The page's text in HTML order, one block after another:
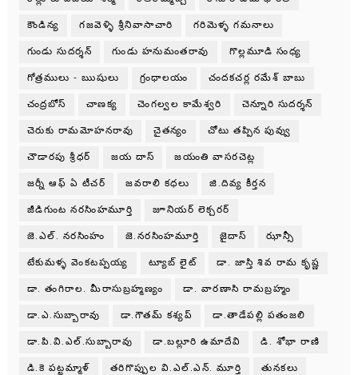
కౌండిన్య గజవెళ్ళి శ్రీనివాసాచారి గరిమెళ్ళ గమనాలు
గుండు సుదర్శన్ గుండు హనుమంతరావు గొల్లమూడి సంధ్య
గోత్రములు - ఋషులు గ్రంధాలయం చందకచర్ల రమేశ్ బాబు
చంద్రబోస్ చాణక్య చెంగల్వల కామేశ్వరి చెన్నూరి సుదర్శన్
చెరుకు రామమోహనరావు చైతన్యం చోటు తప్పిన పువ్వు
చౌడారపు శ్రీధర్ జయ దాస్ జయంతి వాసరచెట్ల
జర్నీ ఆఫ్ ఏ టీచర్ జవరాలి కధలు జి.దివ్య కీర్తన
జీడిగుంట నరసింహమూర్తి జూనియర్ లెక్చరర్
జె.ఎల్. నరసింహం జె.నరసింహమూర్తి జైదాస్ ఝాన్సీ
టేకుమళ్ళ వెంకటప్పయ్య ట్యూబ్ లైట్ డా. జాస్తి శివ రామ కృష్ణ
డా. తంగిరాల. మీరాసుబ్రహ్మణ్యం డా. వారణాసి రామబ్రహ్మం
డా.ఎ.సుబ్బారావు డా.గౌతమ్ కశ్యప్ డా.తాడేపల్లి పతంజలి
డా.పి.వి.ఎల్.సుబ్బారావు డా.బల్లూరి ఉమాదేవి డి. శోభా రాణి
డి.కె పట్టమ్మాళ్ తరిగొప్పుల వి.ఎల్.ఎన్. మూర్తి తునకలు